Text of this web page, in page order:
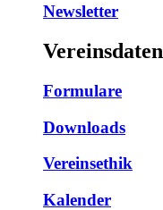
Newsletter
Vereinsdaten
Formulare
Downloads
Vereinsethik
Kalender